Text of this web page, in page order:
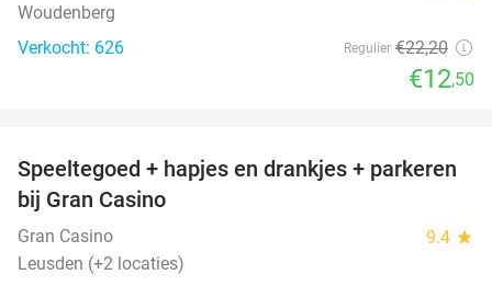
Woudenberg
Verkocht: 626
Regulier €22,20
€12,50
50%
Speeltegoed + hapjes en drankjes + parkeren
bij Gran Casino
Gran Casino 9.4 star
Leusden (+2 locaties)